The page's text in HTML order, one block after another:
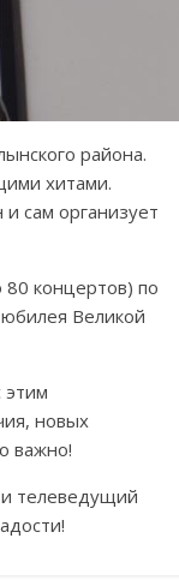
района.
хитами.
сам организует
концертов) по
Великой
этим
новых
важно!
телеведущий